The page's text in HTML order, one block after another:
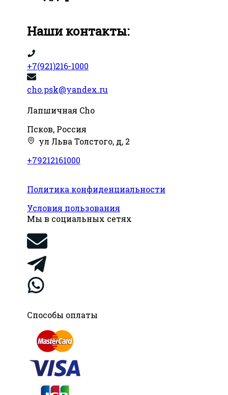
Наши контакты:
+7(921)216-1000
cho.psk@yandex.ru
Лапшичная Cho
Псков, Россия
ул Льва Толстого, д, 2
+79212161000
Политика конфиденциальности
Условия пользования
Мы в социальных сетях
Способы оплаты